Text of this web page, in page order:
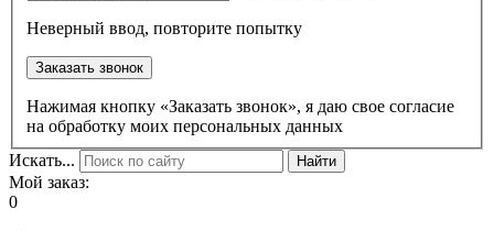
Неверный ввод, повторите попытку
Заказать звонок
Нажимая кнопку «Заказать звонок», я даю свое согласие
на обработку моих персональных данных
Искать...
Найти
Мой заказ:
0